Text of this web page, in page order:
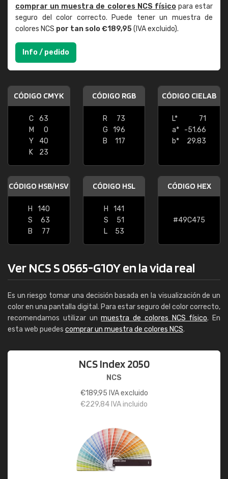
comprar un muestra de colores NCS físicopara estar
seguro del color correcto. Puede tener un muestra de
colores NCS por tan solo €189,95(IVA excluido).
Info / pedido
CÓDIGO CMYK
C
63
M
0
Y
40
K
23
CÓDIGO RGB
R
73
G
196
B
117
CÓDIGO CIELAB
L*
71
a*
-51.66
b*
29.83
CÓDIGO HSB/HSV
H
140
S
63
B
77
CÓDIGO HSL
H
141
S
51
L
53
CÓDIGO HEX
#49C475
Ver NCS S 0565-G10Y en la vida real
Es un riesgo tomar una decisión basada en la visualización de un
color en una pantalla digital. Para estar seguro del color correcto,
recomendamos utilizar unmuestra de colores NCS físico. En
esta web puedes comprar un muestra de colores NCS.
NCS Index 2050
NCS
€189,95 IVA excluido
€229,84 IVA incluido